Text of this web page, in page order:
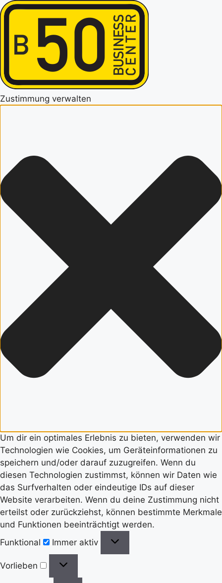
Zustimmung verwalten
Um dir ein optimales Erlebnis zu bieten, verwenden wir
Technologien wie Cookies, um Geräteinformationen zu
speichern und/oder darauf zuzugreifen. Wenn du
diesen Technologien zustimmst, können wir Daten wie
das Surfverhalten oder eindeutige IDs auf dieser
Website verarbeiten. Wenn du deine Zustimmung nicht
erteilst oder zurückziehst, können bestimmte Merkmale
und Funktionen beeinträchtigt werden.
Funktional
Immer aktiv
Vorlieben